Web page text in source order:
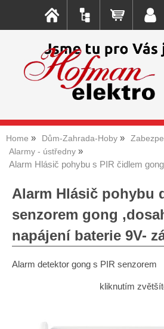
Home Dům-Zahrada-Hoby
Alarmy - ústředny
Alarm Hlásič pohybu s PIR čidlem
Alarm Hlásič pohybu
senzorem gong
napájení baterie 9V-
Alarm detektor gong s PIR senzorem
kliknutím